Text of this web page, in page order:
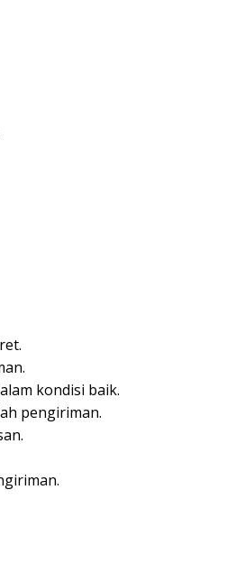
kondisi baik.
pengiriman.